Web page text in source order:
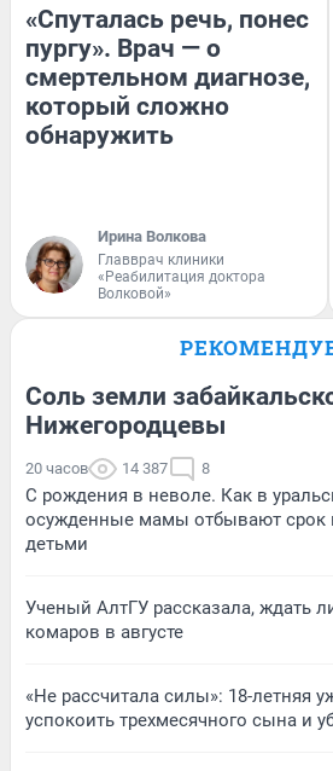
«Спуталась речь, понес
пургу». Врач — о
смертельном диагнозе,
который сложно
обнаружить
Ирина Волкова
Главврач клиники
«Реабилитация доктора
Волковой»
Соль земли
Нижегородцевы
20 часов 14 387 8
С рождения в неволе. Как в
осужденные мамы отбывают срок
детьми
Ученый АлтГУ рассказала, ждать
комаров в августе
«Не рассчитала силы»: 18-летняя
успокоить трехмесячного сына и